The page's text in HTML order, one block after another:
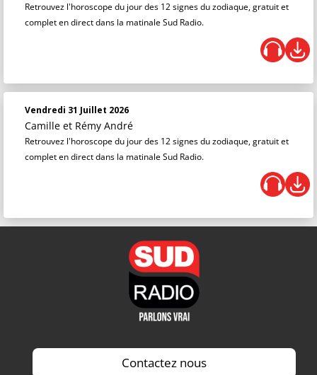
Retrouvez l'horoscope du jour des 12 signes du zodiaque, gratuit et
complet en direct dans la matinale Sud Radio.
Vendredi 31 Juillet 2026
Camille et Rémy André
Retrouvez l'horoscope du jour des 12 signes du zodiaque, gratuit et
complet en direct dans la matinale Sud Radio.
Contactez nous